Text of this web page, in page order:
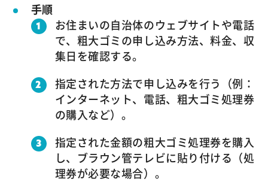
手順
お住まいの自治体のウェブサイトや電話
で、粗大ゴミの申し込み方法、料金、収
集日を確認する。
指定された方法で申し込みを行う（例：
インターネット、電話、粗大ゴミ処理券
の購入など）。
指定された金額の粗大ゴミ処理券を購入
し、ブラウン管テレビに貼り付ける（処
理券が必要な場合）。